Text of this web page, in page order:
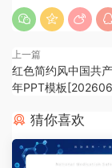
上一篇
红色简约风中国共
年PPT模板
猜你喜欢